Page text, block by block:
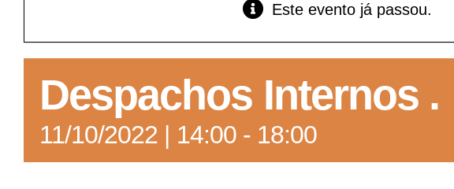
manutenção de estoques e despesas operacionais
obras, dentre
Este evento já passou.
Despachos Internos .
11/10/2022 | 14:00- 18:00